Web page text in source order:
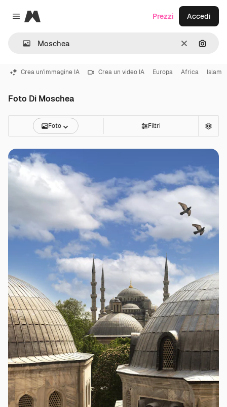
Close menu
Magnific
CancellaCerca
Prezzi Accedi
Crea un'immagine IA Crea un video IA Europa Africa Islam
Foto Di Moschea
Foto Filtri